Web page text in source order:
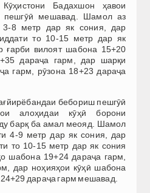
Бадахшон ҳавои
пешгӯӣ мешавад. Шамол аз
8 метр дар як сония, дар
то 10-15 метр дар як
ғарби вилоят шабона 15+20
дараҷа гарм, дар шарқи
гарм, рӯзона 18+23 дараҷа
бебориш пешгӯӣ
алоҳидаи кӯҳӣ борони
барқ ба амал меояд. Шамол
4-9 метр дар як сония, дар
то 10-15 метр дар як сония
шабона 19+24 дараҷа гарм,
дар ноҳияҳои кӯҳӣ шабона
дараҷа гарм мешавад.